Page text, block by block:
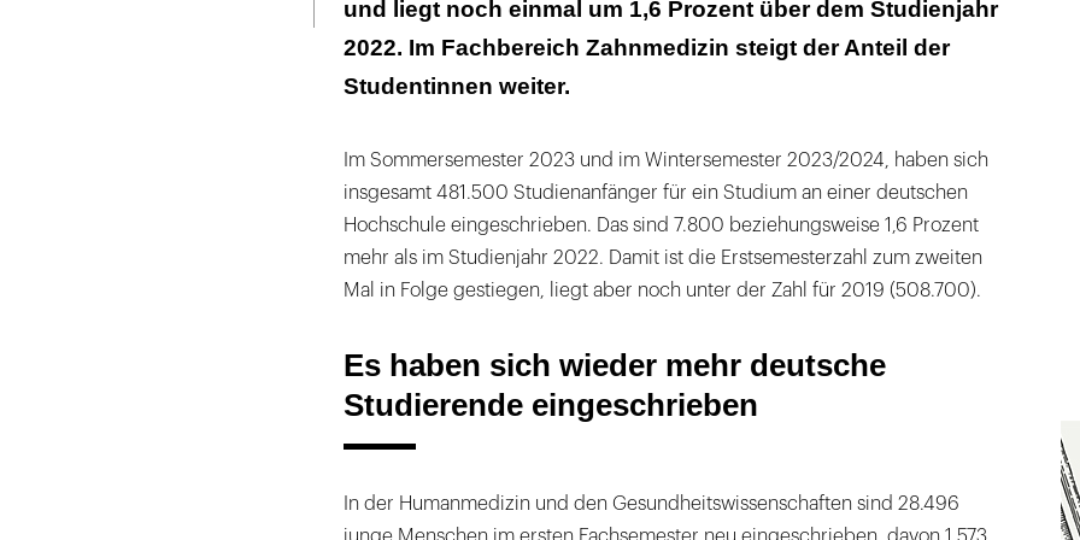
und liegt noch einmal um 1,6 Prozent über dem Studienjahr
2022. Im Fachbereich Zahnmedizin steigt der Anteil der
Studentinnen weiter.
Im Sommersemester 2023 und im Wintersemester 2023/2024, haben sich
insgesamt 481.500 Studienanfänger für ein Studium an einer deutschen
Hochschule eingeschrieben. Das sind 7.800 beziehungsweise 1,6 Prozent
mehr als im Studienjahr 2022. Damit ist die Erstsemesterzahl zum zweiten
Mal in Folge gestiegen, liegt aber noch unter der Zahl für 2019 (508.700).
Es haben sich wieder mehr deutsche
Studierende eingeschrieben
In der Humanmedizin und den Gesundheitswissenschaften sind 28.496